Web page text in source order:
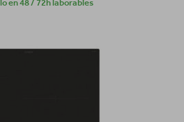
en 48 / 72h laborables